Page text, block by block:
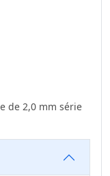
de 2,0 mm série